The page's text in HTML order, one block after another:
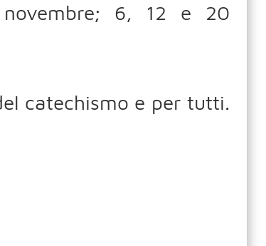
6, 12 e 20
catechismo e per tutti.